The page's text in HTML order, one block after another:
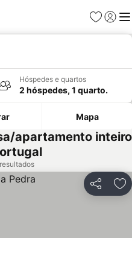
Favoritos
Iniciar
Hóspedes e quartos
2 hóspedes, 1 quarto.
Mapa
apartamento inteiro
Partilhar